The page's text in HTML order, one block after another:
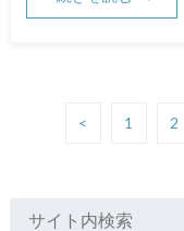
< 1 2